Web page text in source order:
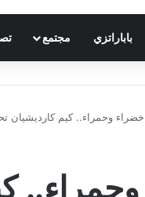
باباراتزي مجتمع
وحمراء.. كيم كارديشيان